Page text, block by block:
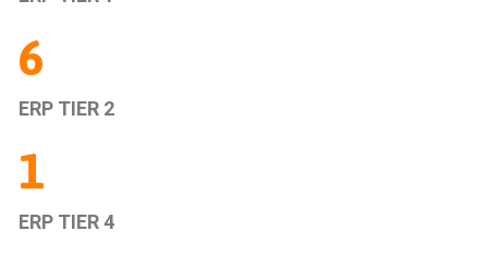
6
ERP TIER 2
1
ERP TIER 4